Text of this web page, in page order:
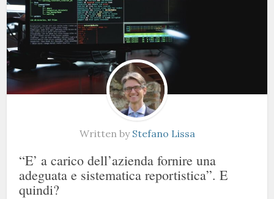
Written by Stefano Lissa
“E’ a carico dell’azienda fornire una
adeguata e sistematica reportistica”. E
quindi?